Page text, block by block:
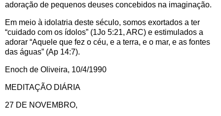
adoração de pequenos deuses concebidos na imaginação.
Em meio à idolatria deste século, somos exortados a ter
“cuidado com os ídolos” (1Jo 5:21, ARC) e estimulados a
adorar “Aquele que fez o céu, e a terra, e o mar, e as fontes
das águas” (Ap 14:7).
Enoch de Oliveira, 10/4/1990
MEDITAÇÃO DIÁRIA
27 DE NOVEMBRO,